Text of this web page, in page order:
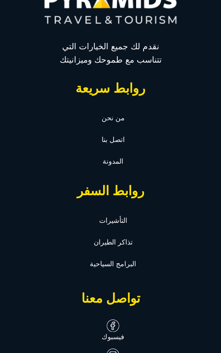
نقدم لك جميع الخيارات التي
تتناسب مع طموحك وميزانيتك
روابط سريعة
من نحن
اتصل بنا
المدونة
روابط السفر
التأشيرات
تذاكر الطيران
البرامج السياحية
تواصل معنا
فيسبوك